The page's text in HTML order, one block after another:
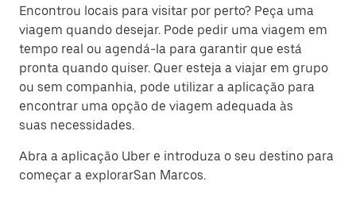
Encontrou locais para visitar por perto? Peça uma
viagem quando desejar. Pode pedir uma viagem em
tempo real ou agendá-la para garantir que está
pronta quando quiser. Quer esteja a viajar em grupo
ou sem companhia, pode utilizar a aplicação para
encontrar uma opção de viagem adequada às
suas necessidades.
Abra a aplicação Uber e introduza o seu destino para
começar a explorarSan Marcos.